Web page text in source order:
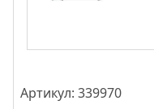
Артикул: 339970